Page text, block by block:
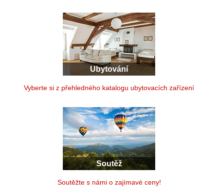
Ubytování
Vyberte si z přehledného katalogu ubytovacích zařízení
Soutěž
Soutěžte s námi o zajímavé ceny!